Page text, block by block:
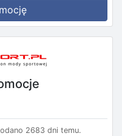
2683 dni temu.